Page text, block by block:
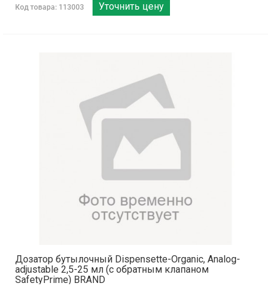
Код товара: 113003 Уточнить цену
Дозатор бутылочный Dispensette-Organic, Analog-
adjustable 2,5-25 мл (с обратным клапаном
SafetyPrime) BRAND